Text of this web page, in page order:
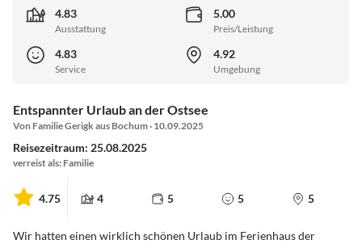
4.83
Ausstattung
5.00
Preis/Leistung
4.83
Service
4.92
Umgebung
Entspannter Urlaub an der Ostsee
Von Familie Gerigk aus Bochum · 10.09.2025
Reisezeitraum: 25.08.2025
verreist als: Familie
4.75 4 5 5 5
Wir hatten einen wirklich schönen Urlaub im Ferienhaus der